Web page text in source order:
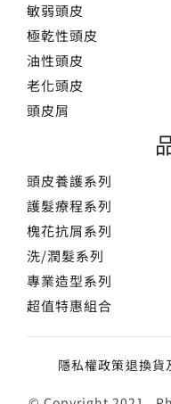
敏弱頭皮
極乾性頭皮
油性頭皮
老化頭皮
頭皮屑
頭皮養護系列
護髮療程系列
槐花抗屑系列
洗/潤髮系列
專業造型系列
超值特惠組合
隱私權政策退換貨